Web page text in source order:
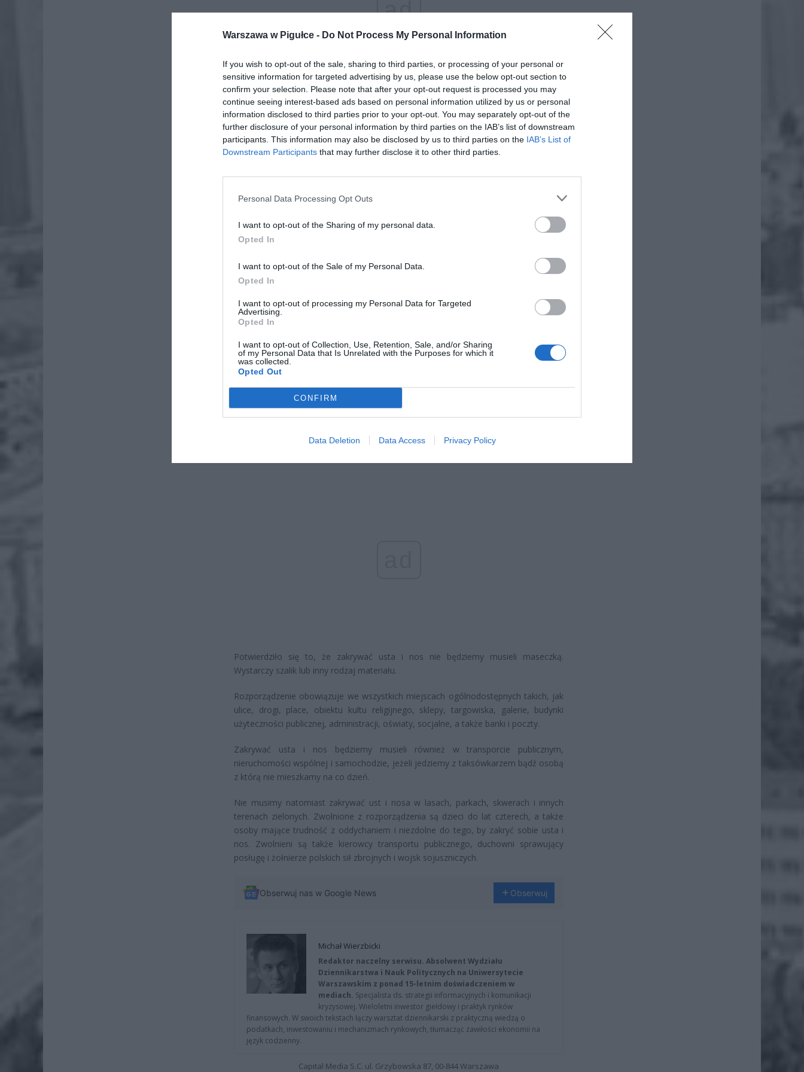
Warszawa w Pigułce - Do Not Process My Personal Information
If you wish to opt-out of the sale, sharing to third parties, or processing of your personal or
sensitive information for targeted advertising by us, please use the below opt-out section to
confirm your selection. Please note that after your opt-out request is processed you may
continue seeing interest-based ads based on personal information utilized by us or personal
information disclosed to third parties prior to your opt-out. You may separately opt-out of the
further disclosure of your personal information by third parties on the IAB’s list of downstream
participants. This information may also be disclosed by us to third parties on the IAB’s List of
Downstream Participants that may further disclose it to other third parties.
Personal Data Processing Opt Outs
I want to opt-out of the Sharing of my personal data.
Opted In
I want to opt-out of the Sale of my Personal Data.
Opted In
I want to opt-out of processing my Personal Data for Targeted
Advertising.
Opted In
I want to opt-out of Collection, Use, Retention, Sale, and/or Sharing
of my Personal Data that Is Unrelated with the Purposes for which it
was collected.
Opted Out
CONFIRM
Data Deletion Data Access Privacy Policy
ad
Dodaj nas do preferowanych źródeł w Google Dodaj
ZOBACZ RÓWNIEŻ:
Lidl przecenił hit do kuchni. Air fryer tańszy aż o 150 zł, a to dopiero
początek
Pieniądze dla milionów polskich rodzin. ZUS wypłacił już 173 mln zł.
4 sierpnia 2026 12:56
Potwierdziło się to, że zakrywać usta i nos nie będziemy musieli maseczką.
Wystarczy szalik lub inny rodzaj materiału.
Rozporządzenie obowiązuje we wszystkich miejscach ogólnodostępnych takich, jak
ulice, drogi, place, obiektu kultu religijnego, sklepy, targowiska, galerie, budynki
użyteczności publicznej, administracji, oświaty, socjalne, a także banki i poczty.
Zakrywać usta i nos będziemy musieli również w transporcie publicznym,
nieruchomości wspólnej i samochodzie, jeżeli jedziemy z taksówkarzem bądź osobą
z którą nie mieszkamy na co dzień.
Nie musimy natomiast zakrywać ust i nosa w lasach, parkach, skwerach i innych
terenach zielonych. Zwolnione z rozporządzenia są dzieci do lat czterech, a także
osoby mające trudność z oddychaniem i niezdolne do tego, by zakryć sobie usta i
nos. Zwolnieni są także kierowcy transportu publicznego, duchowni sprawujący
posługę i żołnierze polskich sił zbrojnych i wojsk sojuszniczych.
Obserwuj nas w Google News Obserwuj
Michał Wierzbicki
Redaktor naczelny serwisu. Absolwent Wydziału
Dziennikarstwa i Nauk Politycznych na Uniwersytecie
Warszawskim z ponad 15-letnim doświadczeniem w
mediach. Specjalista ds. strategii informacyjnych i komunikacji
kryzysowej. Wieloletni inwestor giełdowy i praktyk rynków
finansowych. W swoich tekstach łączy warsztat dziennikarski z praktyczną wiedzą o
podatkach, inwestowaniu i mechanizmach rynkowych, tłumacząc zawiłości ekonomii na
język codzienny.
Capital Media S.C. ul. Grzybowska 87, 00-844 Warszawa